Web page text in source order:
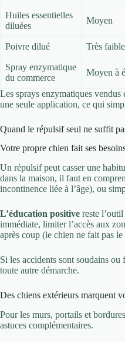
Huiles essentielles
diluées
Moyen
Poivre dilué Très faible
Spray enzymatique
du commerce
Moyen à
Les sprays enzymatiques
une seule application, ce qui
Quand le répulsif seul ne suffit
Votre propre chien fait ses
Un répulsif peut casser une
dans la maison, il faut en
incontinence liée à l’âge), ou
L’éducation positive reste
immédiate, limiter l’accès aux
après coup (le chien ne fait pas le
Si les accidents sont soudains
toute autre démarche.
Des chiens extérieurs marquent
Pour les murs, portails et
astuces complémentaires.